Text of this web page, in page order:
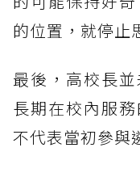
的位置，就停止
最後，高校長
長期在校內服
不代表當初參與